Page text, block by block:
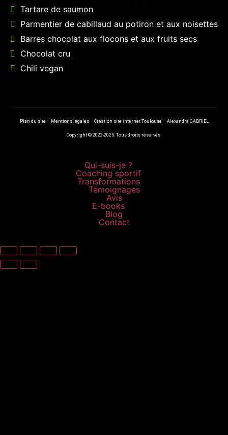
Tartare de saumon
Parmentier de cabillaud au potiron et aux noisettes
Barres chocolat aux flocons et aux fruits secs
Chocolat cru
Chili vegan
Plan du site – Mentions légales– Création site internet Toulouse – Alexandra GABRIEL
Copyright © 2022-2025. Tous droits réservés
Qui-suis-je ?
Coaching sportif
Transformations
Témoignages
Avis
E-books
Blog
Contact